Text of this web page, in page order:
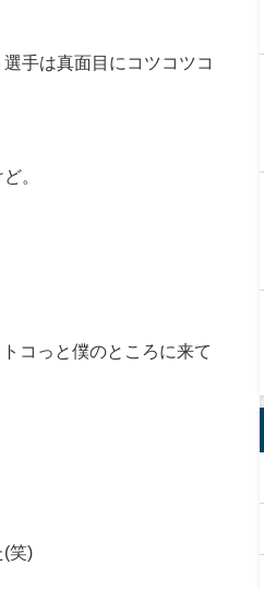
手は真面目にコツコツコ
。
コっと僕のところに来て
笑)